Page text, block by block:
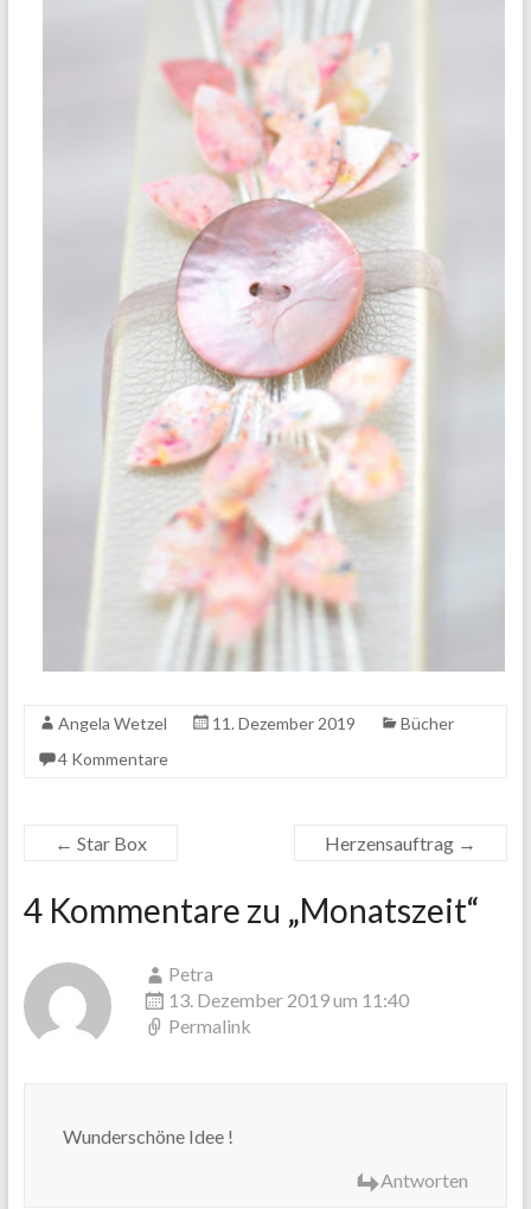
Angela Wetzel 11. Dezember 2019
Bücher
4 Kommentare
← Star Box Herzensauftrag →
4 Kommentare zu „Monatszeit“
Petra
13. Dezember 2019 um 11:40
Permalink
Wunderschöne Idee !
Antworten